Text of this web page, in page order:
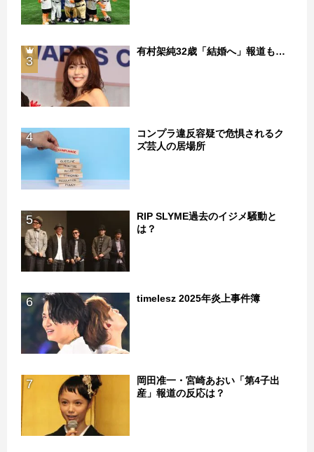
3
有村架純32歳「結婚へ」報道も…
4
コンプラ違反容疑で危惧されるク
ズ芸人の居場所
5
RIP SLYME過去のイジメ騒動と
は？
6 timelesz 2025年炎上事件簿
7
岡田准一・宮崎あおい「第4子出
産」報道の反応は？